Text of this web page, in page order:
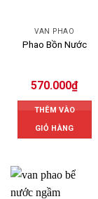
VAN PHAO
Phao Bồn Nước
570.000₫
THÊM VÀO
GIỎ HÀNG